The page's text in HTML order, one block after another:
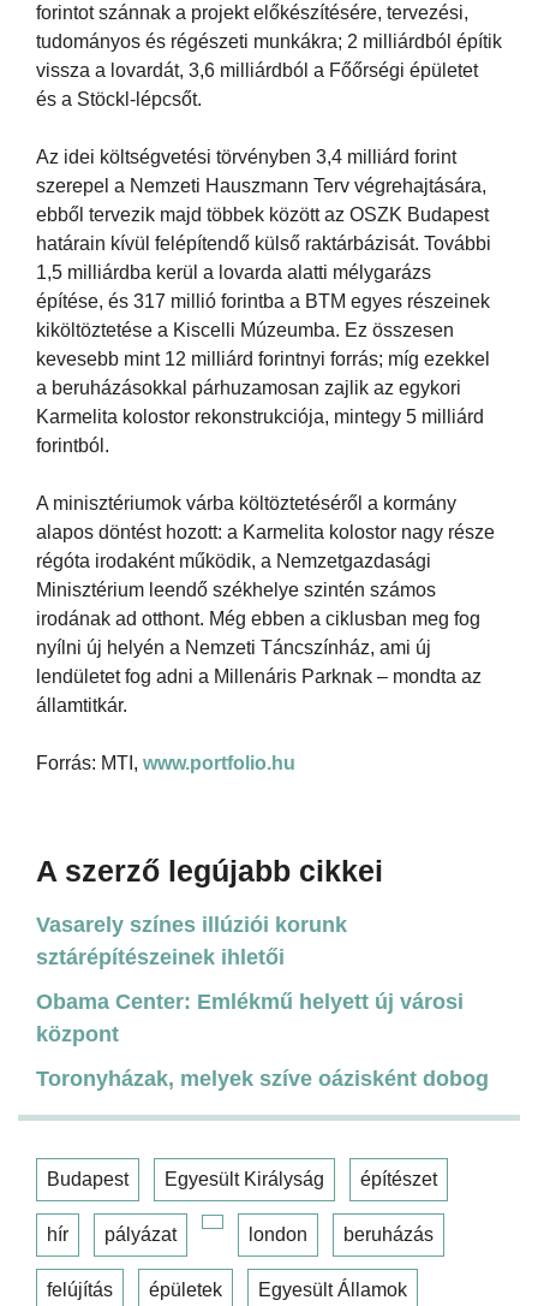
forintot szánnak a projekt előkészítésére, tervezési,
tudományos és régészeti munkákra; 2 milliárdból építik
vissza a lovardát, 3,6 milliárdból a Főőrségi épületet
és a Stöckl-lépcsőt.
Az idei költségvetési törvényben 3,4 milliárd forint
szerepel a Nemzeti Hauszmann Terv végrehajtására,
ebből tervezik majd többek között az OSZK Budapest
határain kívül felépítendő külső raktárbázisát. További
1,5 milliárdba kerül a lovarda alatti mélygarázs
építése, és 317 millió forintba a BTM egyes részeinek
kiköltöztetése a Kiscelli Múzeumba. Ez összesen
kevesebb mint 12 milliárd forintnyi forrás; míg ezekkel
a beruházásokkal párhuzamosan zajlik az egykori
Karmelita kolostor rekonstrukciója, mintegy 5 milliárd
forintból.
A minisztériumok várba költöztetéséről a kormány
alapos döntést hozott: a Karmelita kolostor nagy része
régóta irodaként működik, a Nemzetgazdasági
Minisztérium leendő székhelye szintén számos
irodának ad otthont. Még ebben a ciklusban meg fog
nyílni új helyén a Nemzeti Táncszínház, ami új
lendületet fog adni a Millenáris Parknak – mondta az
államtitkár.
Forrás: MTI, www.portfolio.hu
A szerző legújabb cikkei
Vasarely színes illúziói korunk
sztárépítészeinek ihletői
Obama Center: Emlékmű helyett új városi
központ
Toronyházak, melyek szíve oázisként dobog
Budapest Egyesült Királyság építészet
hír pályázat london beruházás
felújítás épületek Egyesült Államok